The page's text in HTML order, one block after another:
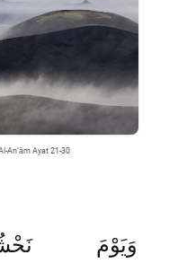
An‘ām Ayat 21-30
وَيَوْمَ